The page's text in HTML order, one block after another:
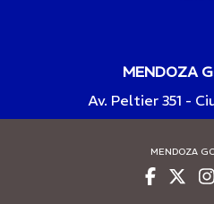
MENDOZA
Av. Peltier 351 -
MENDOZA